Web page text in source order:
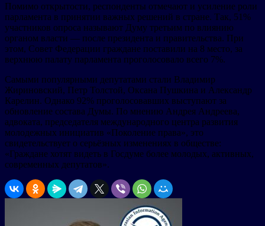
Помимо открытости, респонденты отмечают и усиление роли
парламента в принятии важных решений в стране. Так, 51%
участников опроса называют Думу третьим по влиянию
органом власти — после президента и правительства. При
этом, Совет Федерации граждане поставили на 8 место, за
верхнюю палату парламента проголосовало всего 7%.
Самыми популярными депутатами стали Владимир
Жириновский, Петр Толстой, Оксана Пушкина и Александр
Карелин. Однако 92% проголосовавших выступают за
обновление состава Думы. По мнению Андрея Андреева,
адвоката, председателя международного центра развития
молодежных инициатив «Поколение права», это
свидетельствует о серьёзных изменениях в обществе:
«Граждане хотят видеть в Госдуме более молодых, активных,
современных депутатов».